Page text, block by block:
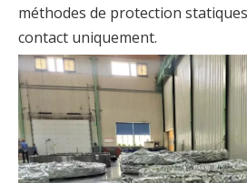
méthodes de protection
contact uniquement.